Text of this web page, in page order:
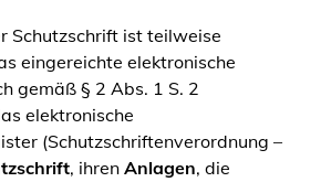
Schutzschrift ist teilweise
eingereichte elektronische
gemäß § 2 Abs. 1 S. 2
elektronische
(Schutzschriftenverordnung –
, ihren Anlagen, die